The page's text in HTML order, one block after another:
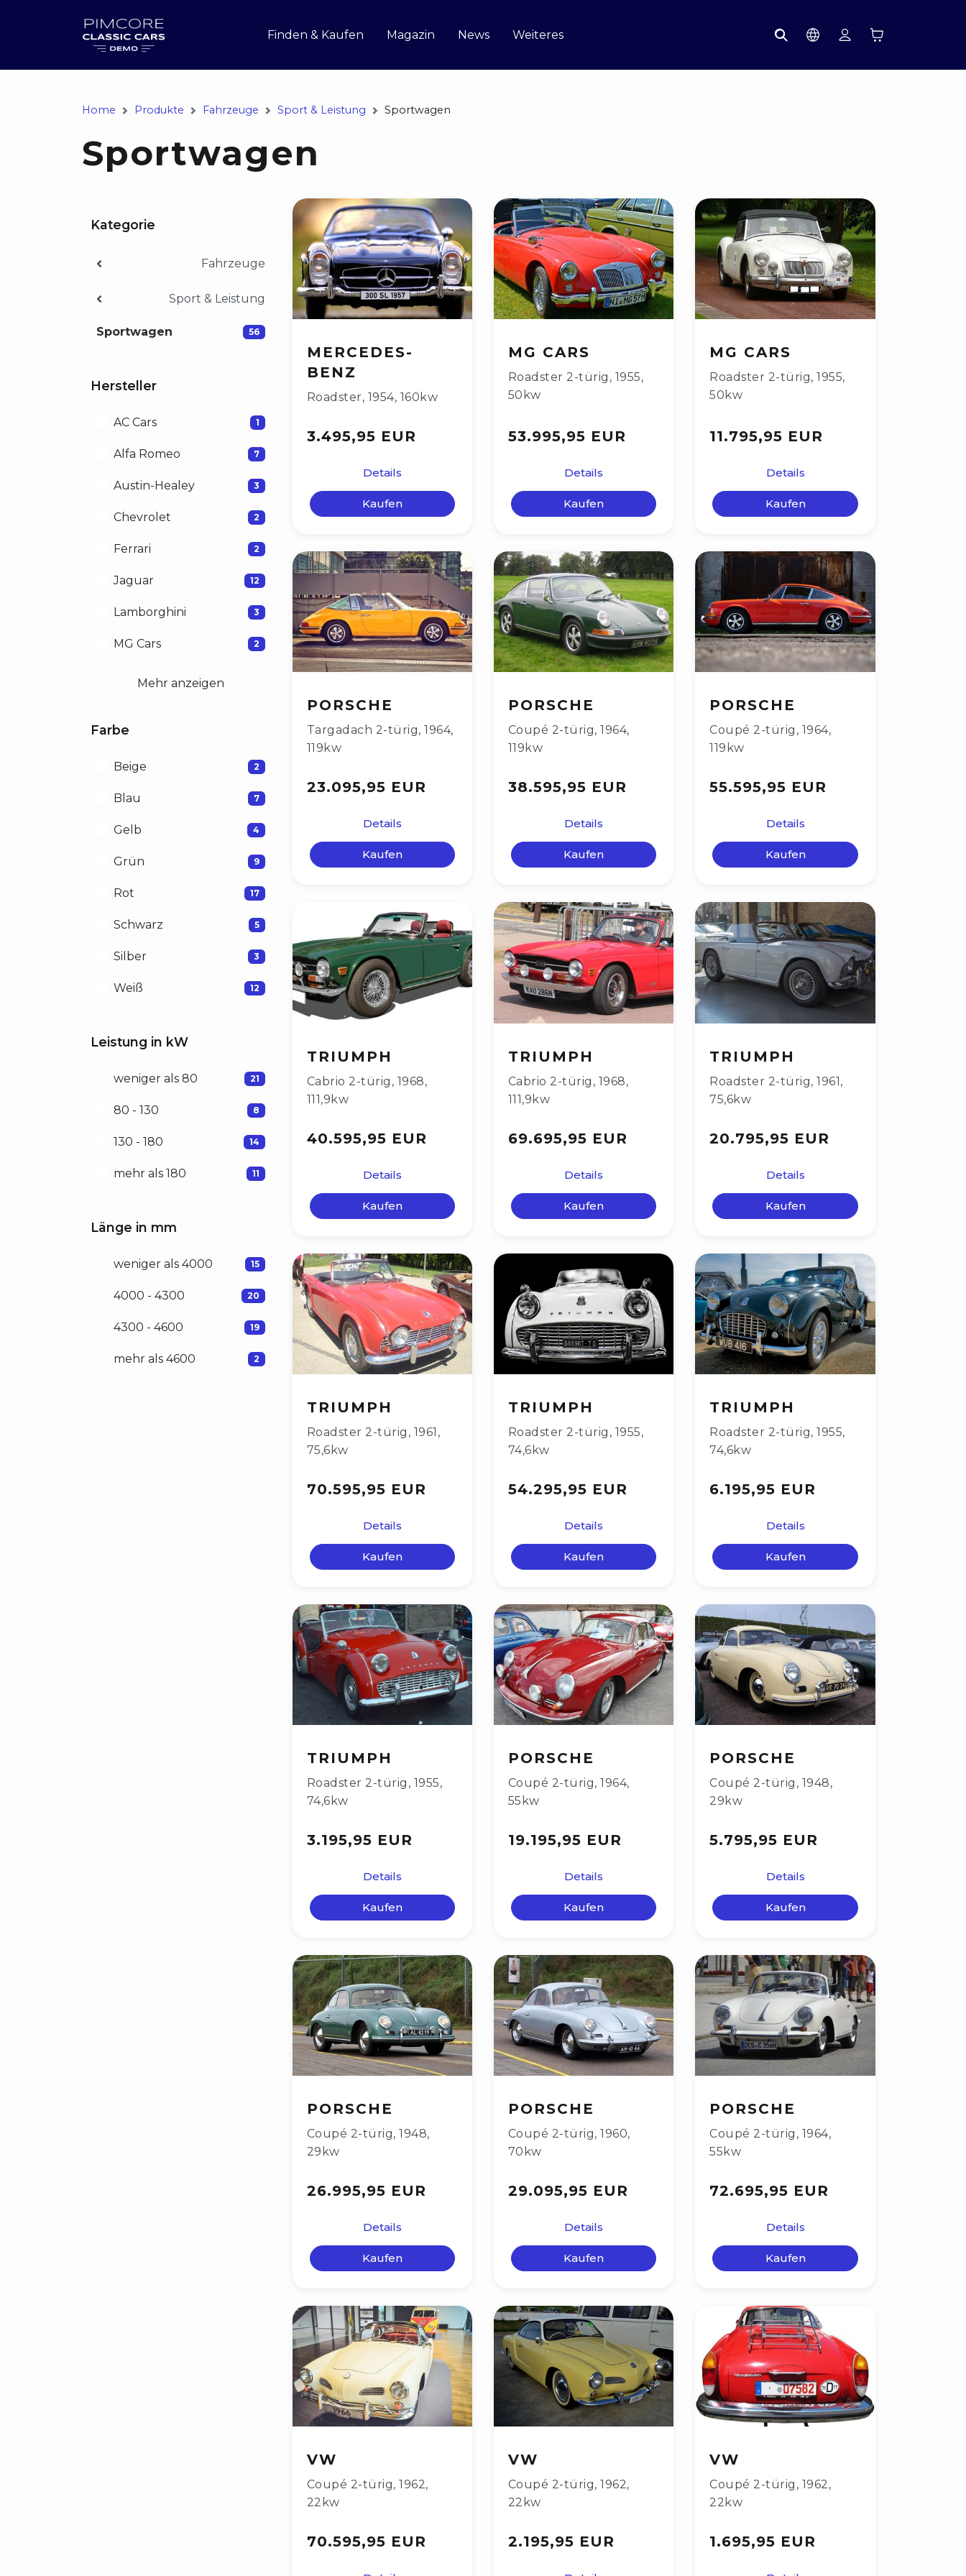
Finden & Kaufen Magazin News Weiteres
Home Produkte Fahrzeuge Sport & Leistung Sportwagen
Sportwagen
Kategorie
Fahrzeuge
Sport & Leistung
Sportwagen 56
Hersteller
AC Cars 1
Alfa Romeo 7
Austin-Healey 3
Chevrolet 2
Ferrari 2
Jaguar 12
Lamborghini 3
MG Cars 2
Mehr anzeigen
Farbe
Beige 2
Blau 7
Gelb 4
Grün 9
Rot 17
Schwarz 5
Silber 3
Weiß 12
Leistung in kW
weniger als 80 21
80 - 130 8
130 - 180 14
mehr als 180 11
Länge in mm
weniger als 4000 15
4000 - 4300 20
4300 - 4600 19
mehr als 4600 2
MERCEDES-
BENZ
Roadster, 1954, 160kw
3.495,95 EUR
Details
Kaufen
MG CARS
Roadster 2-türig , 1955,
50kw
53.995,95 EUR
Details
Kaufen
MG CARS
Roadster 2-türig,1955,
50kw
11.795,95 EUR
Details
Kaufen
PORSCHE
Targadach 2-türig, 1964,
119kw
23.095,95 EUR
Details
Kaufen
PORSCHE
Coupé 2-türig,1964,
119kw
38.595,95 EUR
Details
Kaufen
PORSCHE
Coupé 2-türig , 1964,
119kw
55.595,95 EUR
Details
Kaufen
TRIUMPH
Cabrio 2-türig , 1968,
111,9kw
40.595,95 EUR
Details
Kaufen
TRIUMPH
Cabrio 2-türig , 1968,
111,9kw
69.695,95 EUR
Details
Kaufen
TRIUMPH
Roadster 2-türig,1961,
75,6kw
20.795,95 EUR
Details
Kaufen
TRIUMPH
Roadster 2-türig , 1961 ,
75,6kw
70.595,95 EUR
Details
Kaufen
TRIUMPH
Roadster 2-türig , 1955,
74,6kw
54.295,95 EUR
Details
Kaufen
TRIUMPH
Roadster 2-türig,1955,
74,6kw
6.195,95 EUR
Details
Kaufen
TRIUMPH
Roadster 2-türig , 1955,
74,6kw
3.195,95 EUR
Details
Kaufen
PORSCHE
Coupé 2-türig,1964,
55kw
19.195,95 EUR
Details
Kaufen
PORSCHE
Coupé 2-türig , 1948,
29kw
5.795,95 EUR
Details
Kaufen
PORSCHE
Coupé 2-türig, 1948,
29kw
26.995,95 EUR
Details
Kaufen
PORSCHE
Coupé 2-türig,1960,
70kw
29.095,95 EUR
Details
Kaufen
PORSCHE
Coupé 2-türig , 1964,
55kw
72.695,95 EUR
Details
Kaufen
VW
Coupé 2-türig, 1962,
22kw
70.595,95 EUR
VW
Coupé 2-türig,1962,
22kw
2.195,95 EUR
VW
Coupé 2-türig , 1962,
22kw
1.695,95 EUR